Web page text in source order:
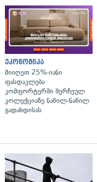
ეკონომიკა
მიიღეთ 25%-იანი
ფასდაკლება
კომფორტერში შერჩეულ
კოლექციაზე ნაწილ-ნაწილ
გადახდისას